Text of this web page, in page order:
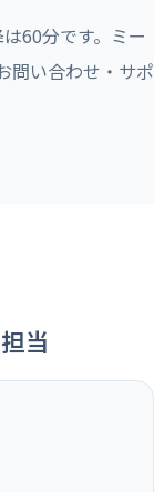
60分です。ミー
問い合わせ・サポ
当